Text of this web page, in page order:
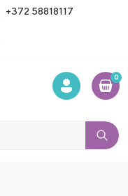
+372 58818117
0